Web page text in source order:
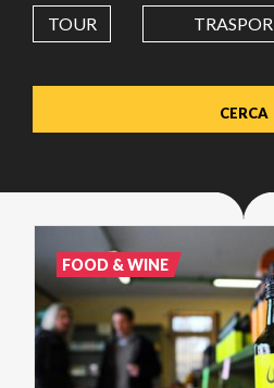
TOUR
FOOD & WINE